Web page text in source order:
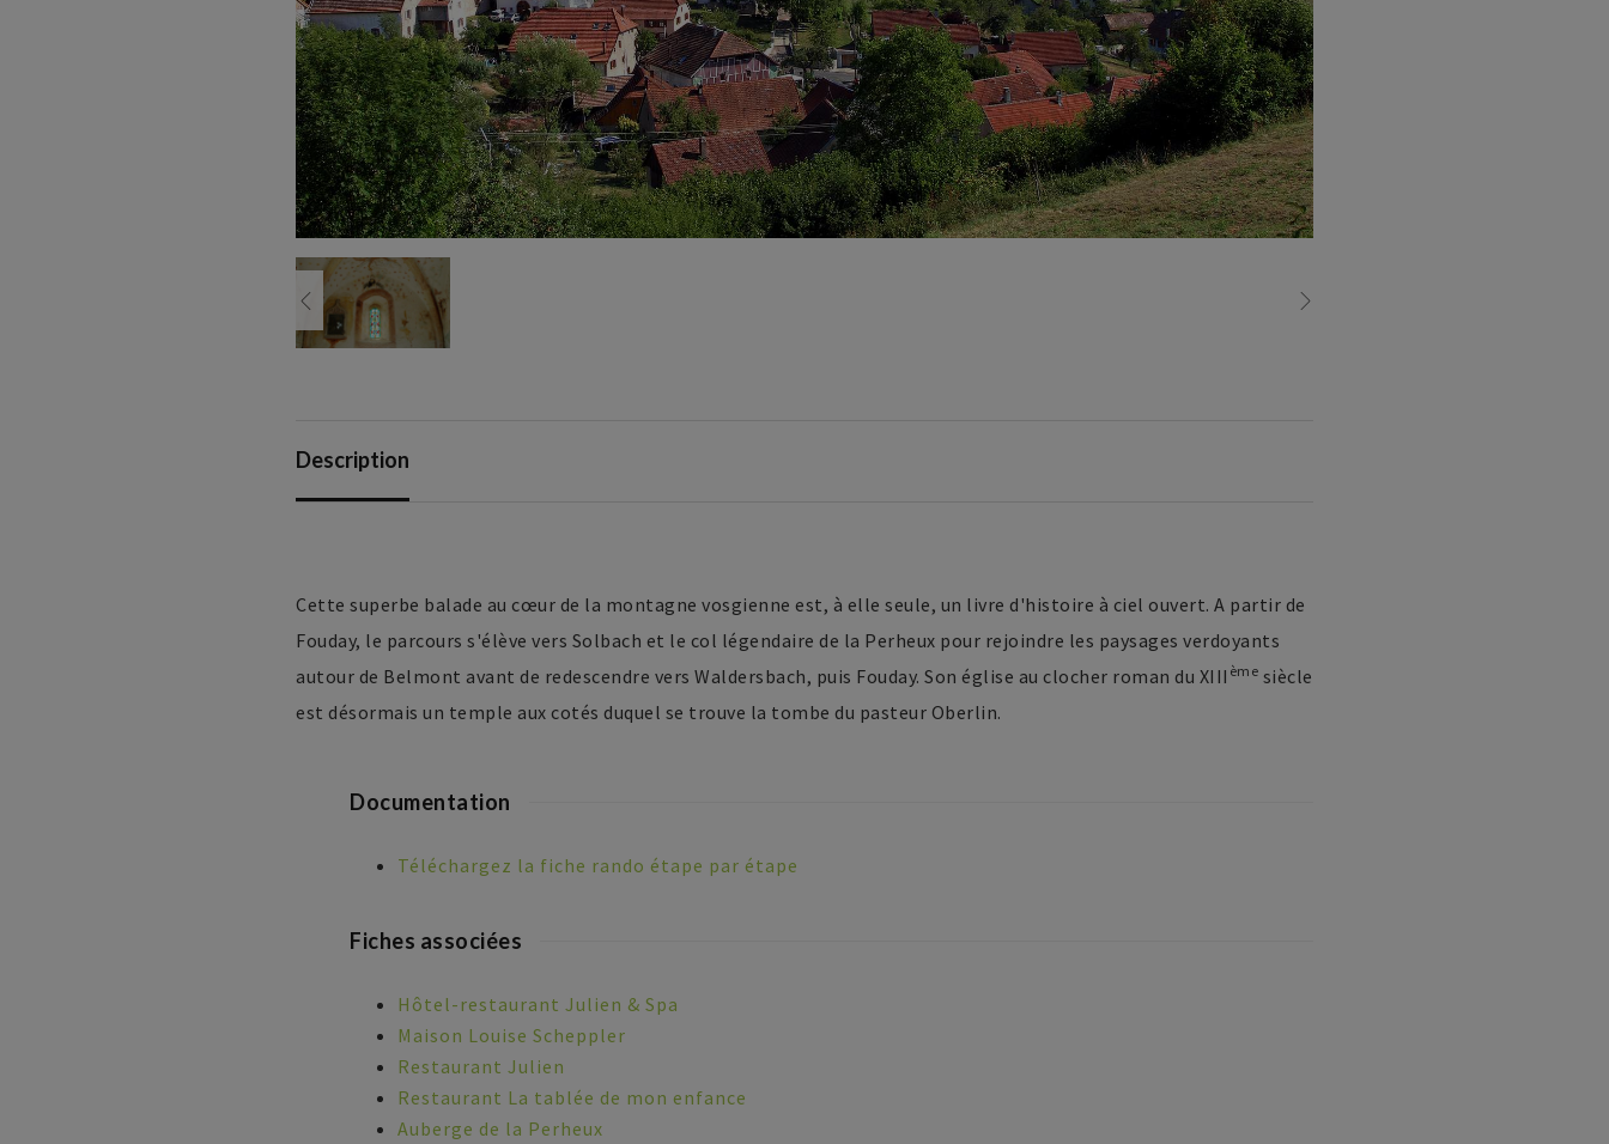
Description
Cette superbe balade au cœur de la montagne vosgienne est, à elle seule, un livre d'histoire à ciel ouvert. A partir de
Fouday, le parcours s'élève vers Solbach et le col légendaire de la Perheux pour rejoindre les paysages verdoyants
autour de Belmont avant de redescendre vers Waldersbach, puis Fouday. Son église au clocher roman du XIII ème siècle
est désormais un temple aux cotés duquel se trouve la tombe du pasteur Oberlin.
Documentation
Téléchargez la fiche rando étape par étape
Fiches associées
Hôtel-restaurant Julien & Spa
Maison Louise Scheppler
Restaurant Julien
Restaurant La tablée de mon enfance
Auberge de la Perheux